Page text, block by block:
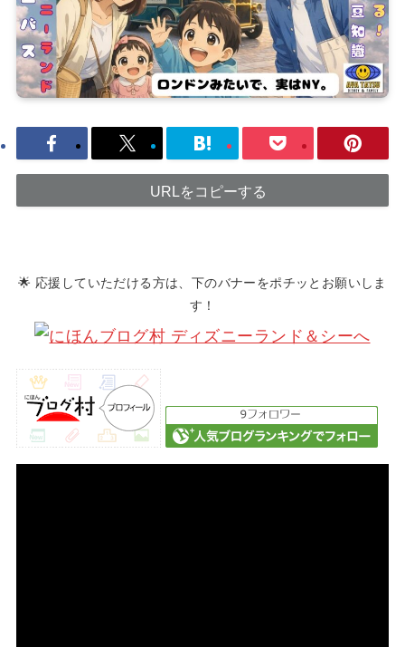
URLをコピーする
🌟 応援していただける方は、下のバナーをポチッとお願いしま
す！